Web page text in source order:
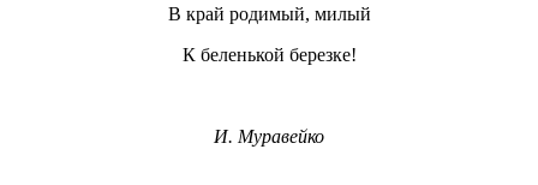
В край родимый, милый
К беленькой березке!
И. Муравейко